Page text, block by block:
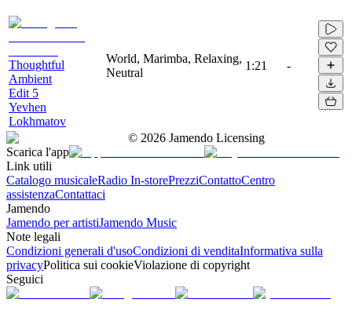
Thoughtful
Ambient
Edit 5
Yevhen
Lokhmatov
World, Marimba, Relaxing,
Neutral
1:21 -
© 2026 Jamendo Licensing
Scarica l'app
Link utili
Catalogo musicaleRadio In-storePrezziContattoCentro
assistenzaContattaci
Jamendo
Jamendo per artistiJamendo Music
Note legali
Condizioni generali d'usoCondizioni di venditaInformativa sulla
privacyPolitica sui cookieViolazione di copyright
Seguici